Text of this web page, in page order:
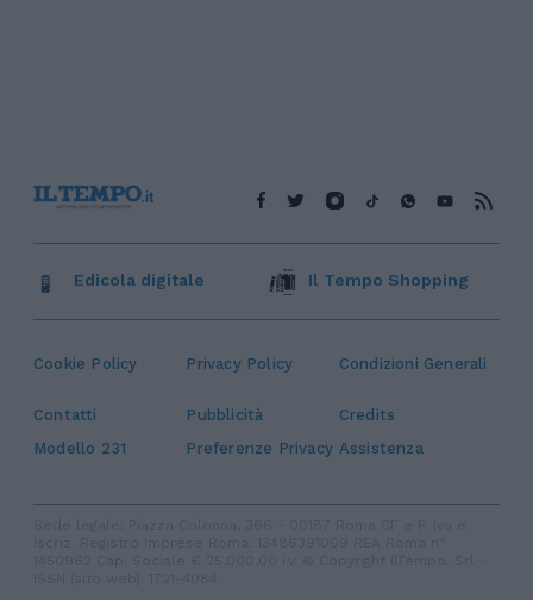
Cookie Policy Privacy Policy Condizioni Generali
Contatti Pubblicità
Credits
Modello 231
Preferenze Privacy Assistenza
Edicola digitale Il Tempo Shopping